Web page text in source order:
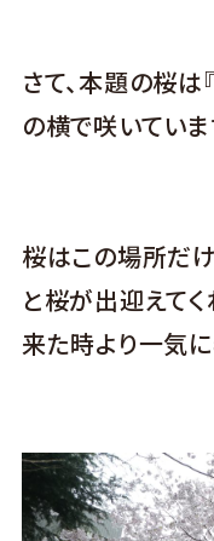
さて、本題の桜
の横で咲いていま
桜はこの場所だ
と桜が出迎えて
来た時より一気